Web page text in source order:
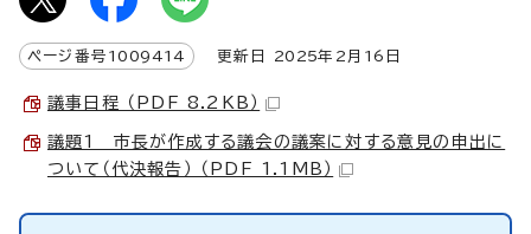
ページ番号 1009414 更新日 2025年2月 16 日
議事日程 （PDF 8.2KB）
議題1 市長が作成する議会の議案に対する意見の申出に
ついて（代決報告） （PDF 1.1MB）